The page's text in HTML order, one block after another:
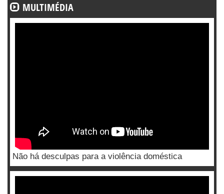
MULTIMÉDIA
Não há desculpas para a violência doméstica